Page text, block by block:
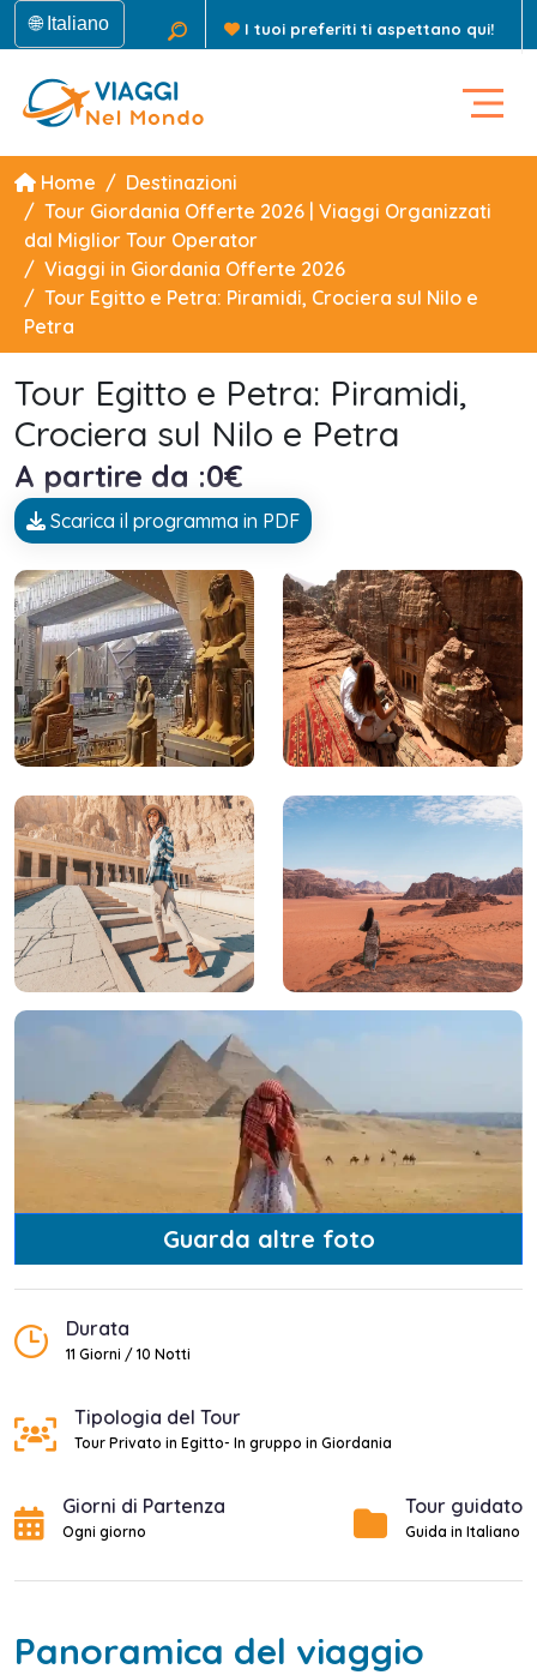
🌐 Italiano I tuoi preferiti ti aspettano qui!
Home
Destinazioni
Tour Giordania Offerte 2026 | Viaggi Organizzati
dal Miglior Tour Operator
Viaggi in Giordania Offerte 2026
Tour Egitto e Petra: Piramidi, Crociera sul Nilo e
Petra
Tour Egitto e Petra: Piramidi,
Crociera sul Nilo e Petra
A partire da :0€
Scarica il programma in PDF
Guarda altre foto
Durata
11 Giorni / 10 Notti
Tipologia del Tour
Tour Privato in Egitto- In gruppo in Giordania
Giorni di Partenza
Ogni giorno
Tour guidato
Guida in Italiano
Panoramica del viaggio